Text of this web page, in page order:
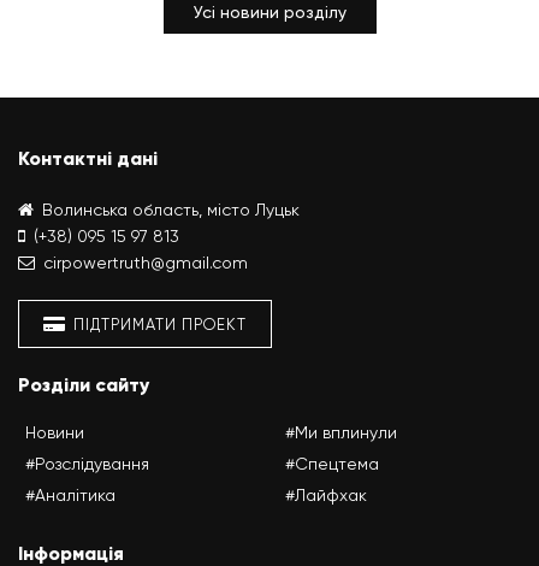
Усі новини розділу
Контактні дані
Волинська область, місто Луцьк
(+38) 095 15 97 813
cirpowertruth@gmail.com
ПІДТРИМАТИ ПРОЕКТ
Розділи сайту
Новини
#Розслідування
#Аналітика
#Ми вплинули
#Спецтема
#Лайфхак
Інформація